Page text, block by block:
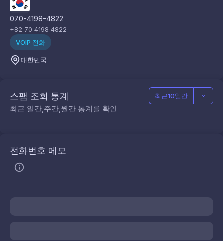
070-4198-4822
+82 70 4198 4822
VOIP 전화
대한민국
스팸 조회 통계
최근 일간,주간,월간 통계를 확인
최근10일간
전화번호 메모